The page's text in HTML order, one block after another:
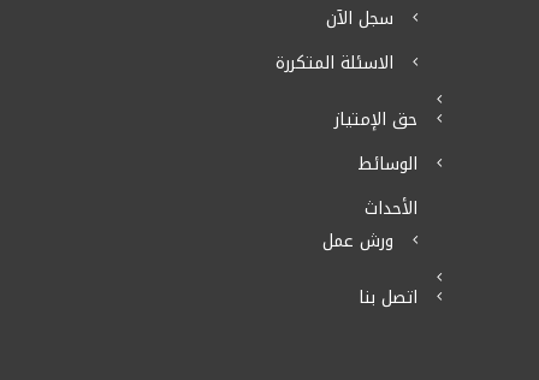
سجل الآن
الاسئلة المتكررة
حق الإمتياز
الوسائط
الأحداث
ورش عمل
اتصل بنا